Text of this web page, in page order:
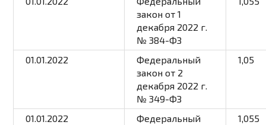
закон от 1
декабря 2022 г.
№ 384-ФЗ
01.01.2022
Федеральный
закон от 2
декабря 2022 г.
№ 349-ФЗ
1,05
01.01.2022
Федеральный
1,055